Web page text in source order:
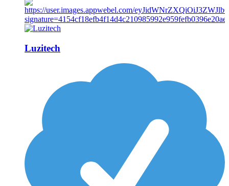
Luzitech